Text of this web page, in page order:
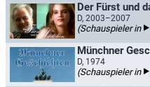
Der Fürst und
D, 2003–2007
(Schauspieler in
Münchner
D, 1974
(Schauspieler in